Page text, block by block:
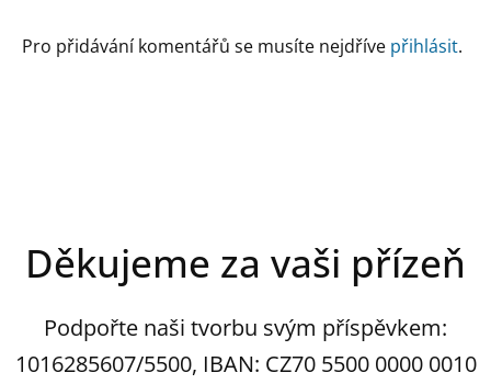
Pro přidávání komentářů se musíte nejdříve přihlásit.
Děkujeme za vaši přízeň
Podpořte naši tvorbu svým příspěvkem:
1016285607/5500, IBAN: CZ70 5500 0000 0010